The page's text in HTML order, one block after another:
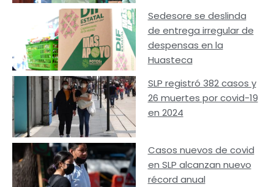
Sedesore se deslinda
de entrega irregular de
despensas en la
Huasteca
SLP registró 382 casos y
26 muertes por covid-19
en 2024
Casos nuevos de covid
en SLP alcanzan nuevo
récord anual